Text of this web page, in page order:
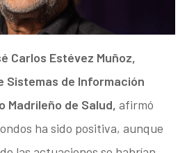
Carlos Estévez Muñoz,
Sistemas de Información
Madrileño de Salud,afirmó
ha sido positiva, aunque